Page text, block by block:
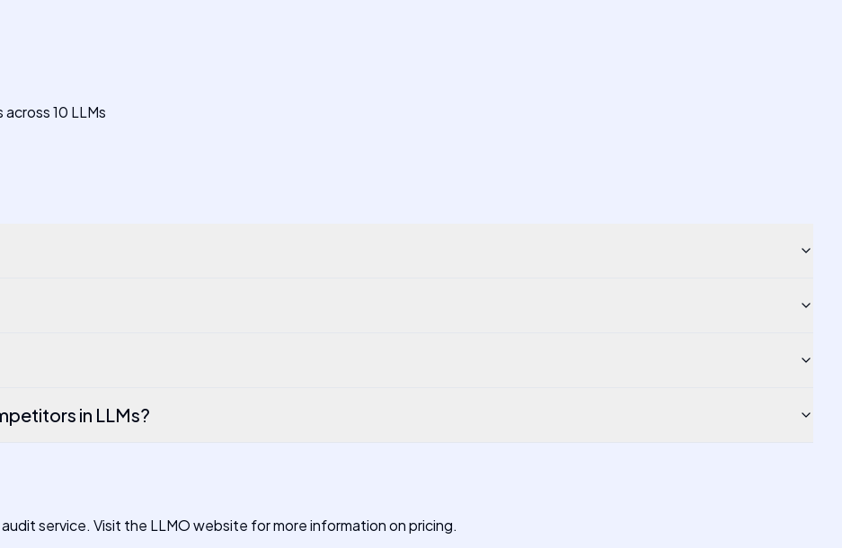
10 LLMs
in LLMs?
service. Visit the LLMO website for more information on pricing.